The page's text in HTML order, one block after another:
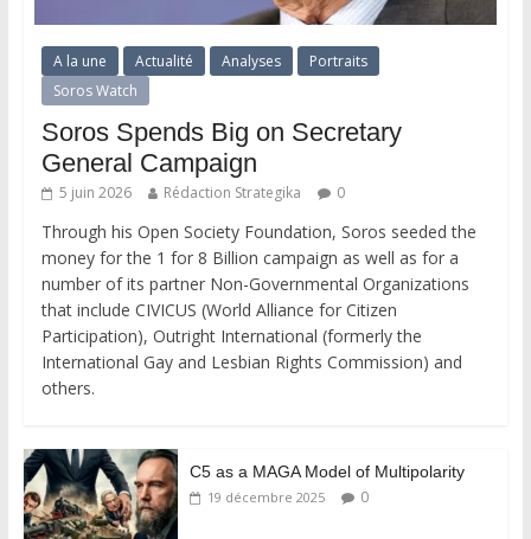
A la une Actualité Analyses
Portraits
Soros Watch
Soros Spends Big on Secretary
General Campaign
5 juin 2026 Rédaction Strategika 0
Through his Open Society Foundation, Soros seeded the
money for the 1 for 8 Billion campaign as well as for a
number of its partner Non-Governmental Organizations
that include CIVICUS (World Alliance for Citizen
Participation), Outright International (formerly the
International Gay and Lesbian Rights Commission) and
others.
C5 as a MAGA Model of Multipolarity
19 décembre 2025 0